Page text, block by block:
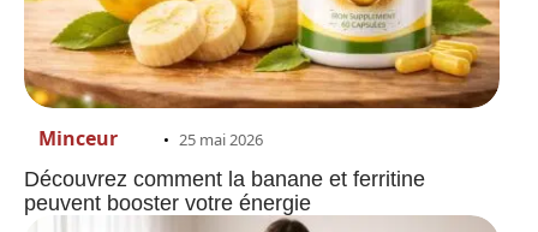
Minceur 25 mai 2026
Découvrez comment la banane et ferritine
peuvent booster votre énergie